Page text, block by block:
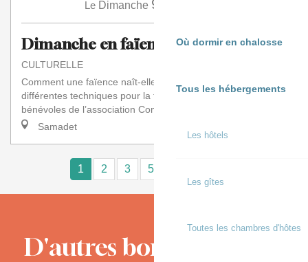
Où dormir en chalosse
Tous les hébergements
Les hôtels
Les gîtes
Toutes les chambres d'hôtes
Le Dimanche 9
Dimanche en faïence
CULTURELLE
Comment une faïence naît-elle de la terre ? Quelles sont les
différentes techniques pour la façonner ? Animées par les
bénévoles de l’association Comi...
Samadet
1 2 3 5+
D'autres bons moments